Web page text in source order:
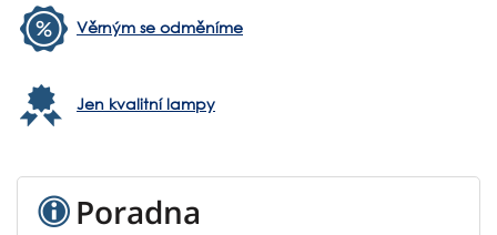
Věrným se odměníme
Jen kvalitní lampy
Poradna